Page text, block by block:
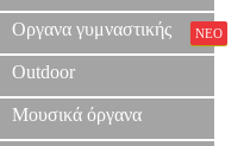
Οργανα γυμναστικής ΝΕΟ
Outdoor
Μουσικά όργανα